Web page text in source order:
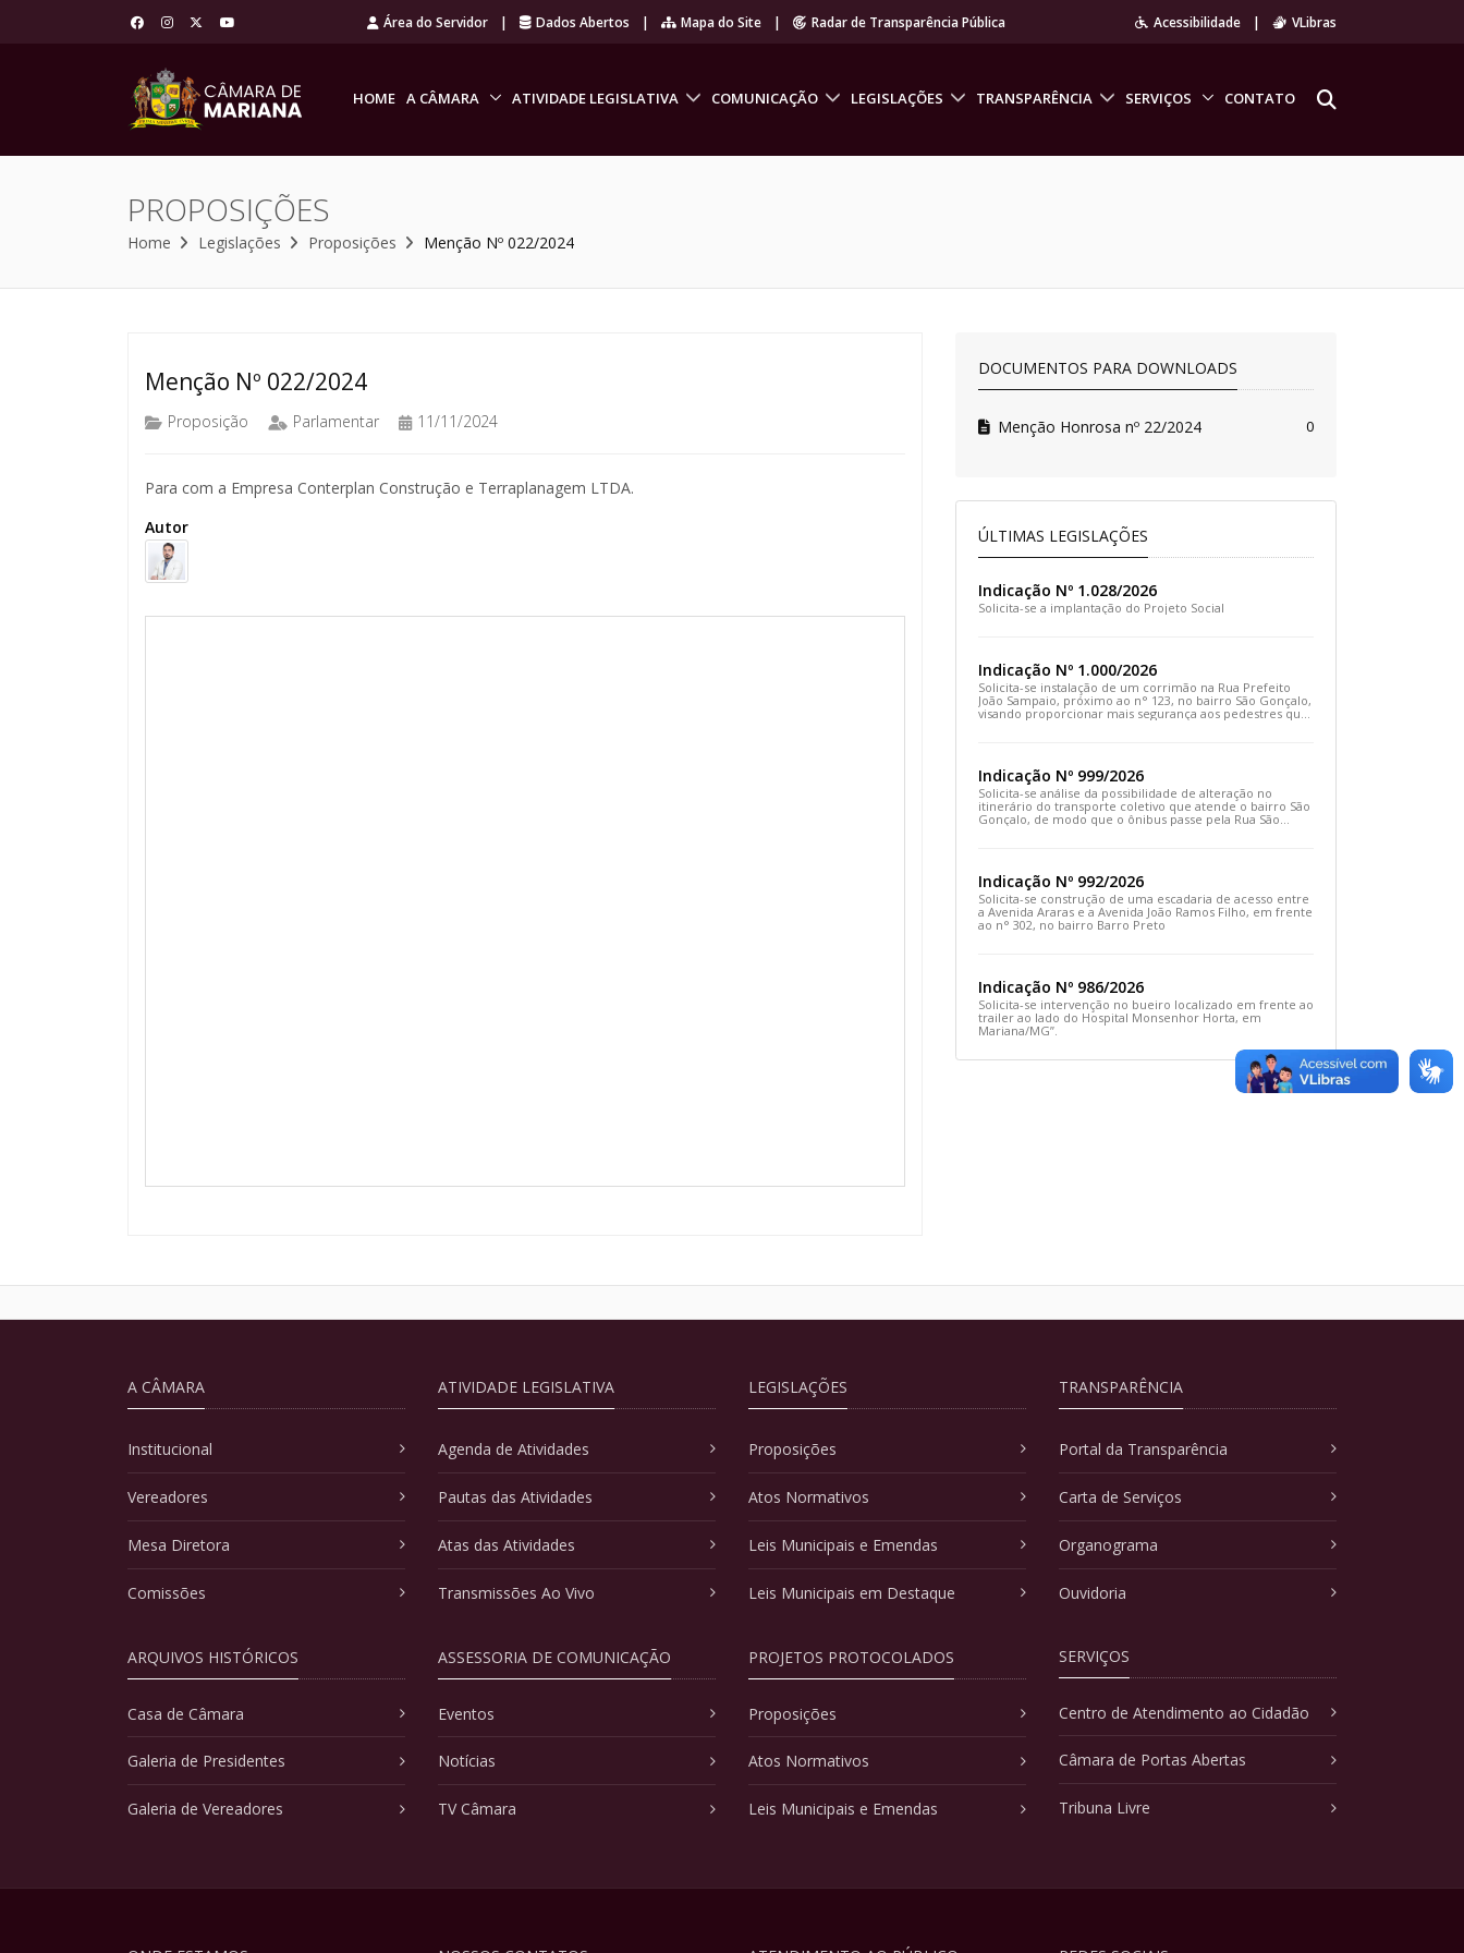
Área do Servidor | Dados Abertos | Mapa do Site | Radar de Transparência Pública Acessibilidade | VLibras
HOME A CÂMARA ATIVIDADE LEGISLATIVA COMUNICAÇÃO LEGISLAÇÕES TRANSPARÊNCIA SERVIÇOS CONTATO
PROPOSIÇÕES
Home Legislações Proposições Menção Nº 022/2024
Menção Nº 022/2024
Proposição Parlamentar 11/11/2024
Para com a Empresa Conterplan Construção e Terraplanagem LTDA.
Autor
DOCUMENTOS PARA DOWNLOADS
Menção Honrosa nº 22/2024 0
ÚLTIMAS LEGISLAÇÕES
Indicação Nº 1.028/2026
Solicita-se a implantação do Projeto Social
Indicação Nº 1.000/2026
Solicita-se instalação de um corrimão na Rua Prefeito
João Sampaio, próximo ao n° 123, no bairro São Gonçalo,
visando proporcionar mais segurança aos pedestres que
Indicação Nº 999/2026
Solicita-se análise da possibilidade de alteração no
itinerário do transporte coletivo que atende o bairro São
Gonçalo, de modo que o ônibus passe pela Rua São
Indicação Nº 992/2026
Solicita-se construção de uma escadaria de acesso entre
a Avenida Araras e a Avenida João Ramos Filho, em frente
ao n° 302, no bairro Barro Preto
Indicação Nº 986/2026
Solicita-se intervenção no bueiro localizado em frente ao
trailer ao lado do Hospital Monsenhor Horta, em
Mariana/MG”.
A CÂMARA
Institucional
Vereadores
Mesa Diretora
Comissões
ARQUIVOS HISTÓRICOS
Casa de Câmara
Galeria de Presidentes
Galeria de Vereadores
ATIVIDADE LEGISLATIVA
Agenda de Atividades
Pautas das Atividades
Atas das Atividades
Transmissões Ao Vivo
ASSESSORIA DE COMUNICAÇÃO
Eventos
Notícias
TV Câmara
LEGISLAÇÕES
Proposições
Atos Normativos
Leis Municipais e Emendas
Leis Municipais em Destaque
PROJETOS PROTOCOLADOS
Proposições
Atos Normativos
Leis Municipais e Emendas
TRANSPARÊNCIA
Portal da Transparência
Carta de Serviços
Organograma
Ouvidoria
SERVIÇOS
Centro de Atendimento ao Cidadão
Câmara de Portas Abertas
Tribuna Livre